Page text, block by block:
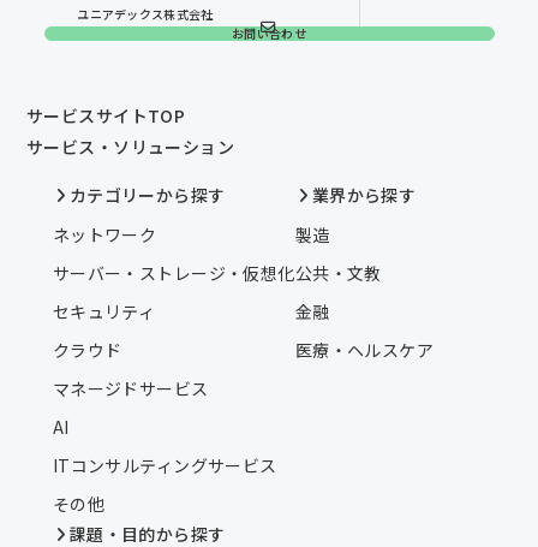
ユニアデックス株式会社
お問い合わせ
サービスサイトTOP
サービス・ソリューション
カテゴリーから探す
ネットワーク
サーバー・ストレージ・仮想化
セキュリティ
クラウド
マネージドサービス
AI
ITコンサルティングサービス
その他
業界から探す
製造
公共・文教
金融
医療・ヘルスケア
課題・目的から探す